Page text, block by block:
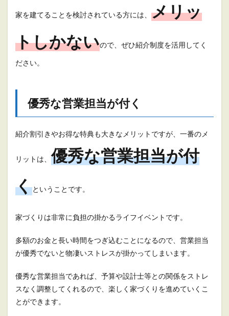
家を建てることを検討されている方には、 メリッ
トしかないので、ぜひ紹介制度を活用してく
ださい。
優秀な営業担当が付く
紹介割引きやお得な特典も大きなメリットですが、一番のメ
リットは、優秀な営業担当が付
くということです。
家づくりは非常に負担の掛かるライフイベントです。
多額のお金と長い時間をつぎ込むことになるので、営業担当
が優秀でないと物凄いストレスが掛かってしまいます。
優秀な営業担当であれば、予算や設計士等との関係をストレ
スなく調整してくれるので、楽しく家づくりを進めていくこ
とができます。